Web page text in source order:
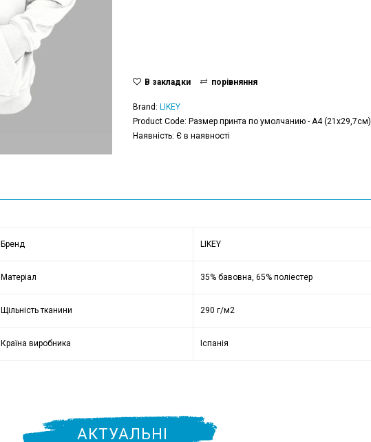
В закладки порівняння
Brand: LIKEY
Product Code: Размер принта по умолчанию - А4 (21x29,7см)
Наявність: Є в наявності
Бренд LIKEY
Матеріал 35% бавовна, 65% поліестер
Щільність тканини 290 г/м2
Країна виробника Іспанія
АКТУАЛЬНІ